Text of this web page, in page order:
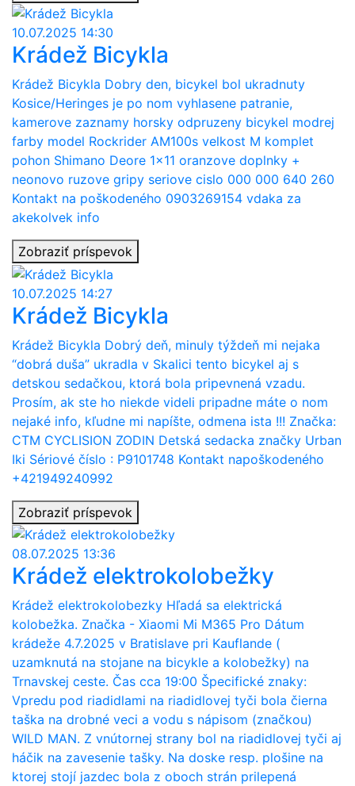
10.07.2025 14:30
Krádež Bicykla
Krádež Bicykla Dobry den, bicykel bol ukradnuty
Kosice/Heringes je po nom vyhlasene patranie,
kamerove zaznamy horsky odpruzeny bicykel modrej
farby model Rockrider AM100s velkost M komplet
pohon Shimano Deore 1x11 oranzove doplnky +
neonovo ruzove gripy seriove cislo 000 000 640 260
Kontakt na poškodeného 0903269154 vdaka za
akekolvek info
Zobraziť príspevok
10.07.2025 14:27
Krádež Bicykla
Krádež Bicykla Dobrý deň, minuly týždeň mi nejaka
“dobrá duša” ukradla v Skalici tento bicykel aj s
detskou sedačkou, ktorá bola pripevnená vzadu.
Prosím, ak ste ho niekde videli pripadne máte o nom
nejaké info, kľudne mi napíšte, odmena ista !!! Značka:
CTM CYCLISION ZODIN Detská sedacka značky Urban
Iki Sériové číslo : P9101748 Kontakt napoškodeného
+421949240992
Zobraziť príspevok
08.07.2025 13:36
Krádež elektrokolobežky
Krádež elektrokolobezky Hľadá sa elektrická
kolobežka. Značka - Xiaomi Mi M365 Pro Dátum
krádeže 4.7.2025 v Bratislave pri Kauflande (
uzamknutá na stojane na bicykle a kolobežky) na
Trnavskej ceste. Čas cca 19:00 Špecifické znaky:
Vpredu pod riadidlami na riadidlovej tyči bola čierna
taška na drobné veci a vodu s nápisom (značkou)
WILD MAN. Z vnútornej strany bol na riadidlovej tyči aj
háčik na zavesenie tašky. Na doske resp. plošine na
ktorej stojí jazdec bola z oboch strán prilepená